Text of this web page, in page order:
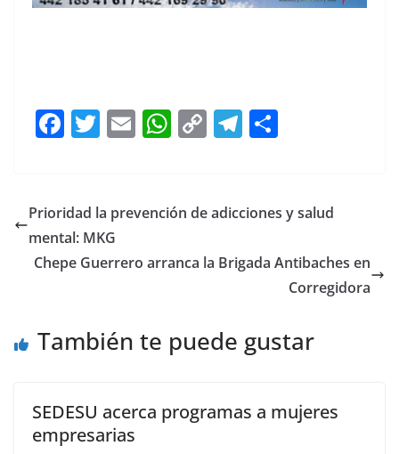
F
e
b
o
T
er
E
l
W
s
p
C
y
n
T
gr
m
e
Prioridad la prevención de adicciones y salud
mental: MKG
Chepe Guerrero arranca la Brigada Antibaches en
Corregidora
También te puede gustar
SEDESU acerca programas a mujeres
empresarias